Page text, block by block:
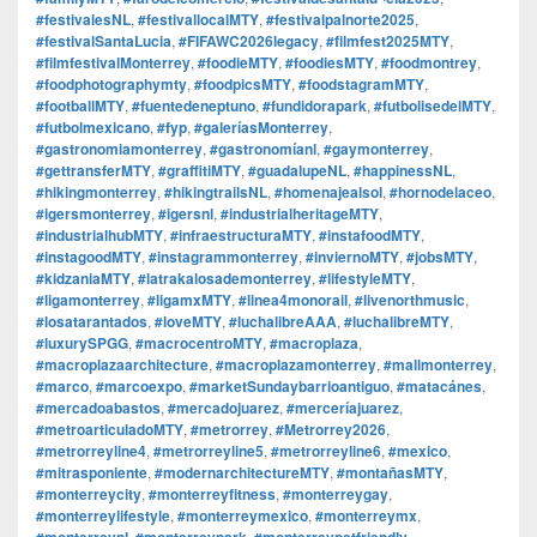
#festivalesNL, #festivallocalMTY, #festivalpalnorte2025,
#festivalSantaLucia, #FIFAWC2026legacy, #filmfest2025MTY,
#filmfestivalMonterrey, #foodieMTY, #foodiesMTY, #foodmontrey,
#foodphotographymty, #foodpicsMTY, #foodstagramMTY,
#footballMTY, #fuentedeneptuno, #fundidorapark, #futbolisedelMTY,
#futbolmexicano, #fyp, #galeríasMonterrey,
#gastronomiamonterrey, #gastronomíanl, #gaymonterrey,
#gettransferMTY, #graffitiMTY, #guadalupeNL, #happinessNL,
#hikingmonterrey, #hikingtrailsNL, #homenajealsol, #hornodelaceo,
#igersmonterrey, #igersnl, #industrialheritageMTY,
#industrialhubMTY, #infraestructuraMTY, #instafoodMTY,
#instagoodMTY, #instagrammonterrey, #inviernoMTY, #jobsMTY,
#kidzaniaMTY, #latrakalosademonterrey, #lifestyleMTY,
#ligamonterrey, #ligamxMTY, #linea4monorail, #livenorthmusic,
#losatarantados, #loveMTY, #luchalibreAAA, #luchalibreMTY,
#luxurySPGG, #macrocentroMTY, #macroplaza,
#macroplazaarchitecture, #macroplazamonterrey, #mallmonterrey,
#marco, #marcoexpo, #marketSundaybarrioantiguo, #matacánes,
#mercadoabastos, #mercadojuarez, #merceríajuarez,
#metroarticuladoMTY, #metrorrey, #Metrorrey2026,
#metrorreyline4, #metrorreyline5, #metrorreyline6, #mexico,
#mitrasponiente, #modernarchitectureMTY, #montañasMTY,
#monterreycity, #monterreyfitness, #monterreygay,
#monterreylifestyle, #monterreymexico, #monterreymx,